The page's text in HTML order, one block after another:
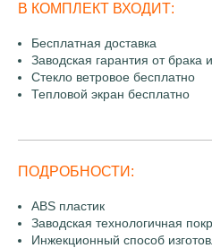
В КОМПЛЕКТ ВХОДИТ:
Бесплатная доставка
Заводская гарантия от брака
Стекло ветровое бесплатно
Тепловой экран бесплатно
ПОДРОБНОСТИ:
ABS пластик
Заводская технологичная
Инжекционный способ